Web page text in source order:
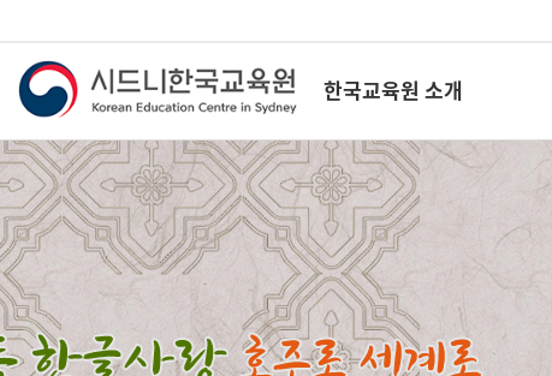
한국교육원 소개